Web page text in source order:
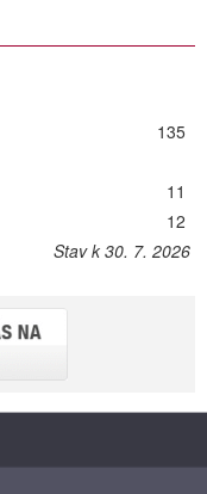
135
11
12
Stav k 30. 7. 2026